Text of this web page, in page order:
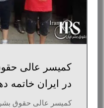
کمیسر عالی
در ایران خاتمه
کمیسر عالی حقوق